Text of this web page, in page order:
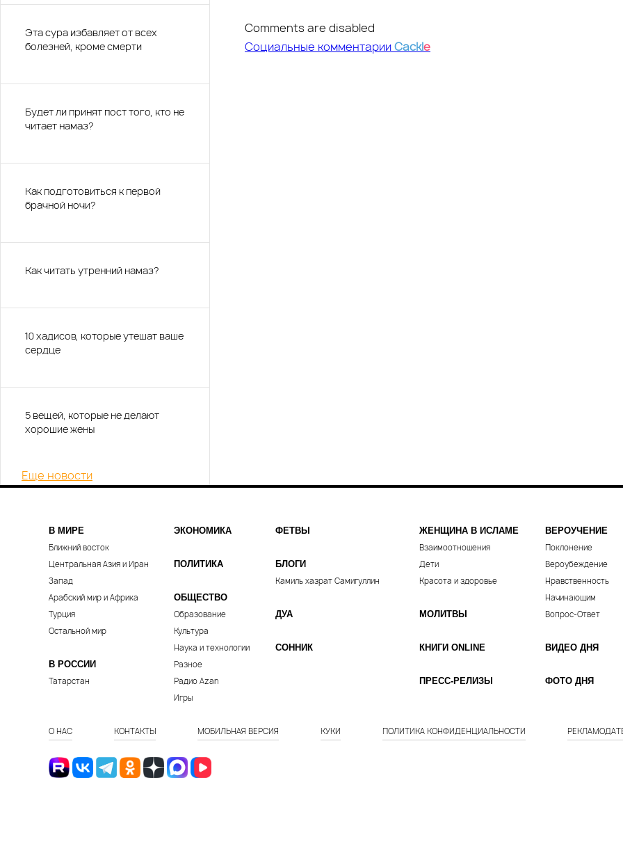
Эта сура избавляет от всех
болезней, кроме смерти
Будет ли принят пост того, кто не
читает намаз?
Как подготовиться к первой
брачной ночи?
Как читать утренний намаз?
10 хадисов, которые утешат ваше
сердце
5 вещей, которые не делают
хорошие жены
Еще новости
Comments are disabled
Социальные комментарииCackle
В МИРЕ
Ближний восток
Центральная Азия и Иран
Запад
Арабский мир и Африка
Турция
Остальной мир
В РОССИИ
Татарстан
ЭКОНОМИКА
ПОЛИТИКА
ОБЩЕСТВО
Образование
Культура
Наука и технологии
Разное
Радио Azan
Игры
ФЕТВЫ
БЛОГИ
Камиль хазрат Самигуллин
ДУА
СОННИК
ЖЕНЩИНА В ИСЛАМЕ
Взаимоотношения
Дети
Красота и здоровье
МОЛИТВЫ
КНИГИ ONLINE
ПРЕСС-РЕЛИЗЫ
ВЕРОУЧЕНИЕ
Поклонение
Вероубеждение
Нравственность
Начинающим
Вопрос-Ответ
ВИДЕО ДНЯ
ФОТО ДНЯ
О НАС КОНТАКТЫ МОБИЛЬНАЯ ВЕРСИЯ КУКИ ПОЛИТИКА КОНФИДЕНЦИАЛЬНОСТИ